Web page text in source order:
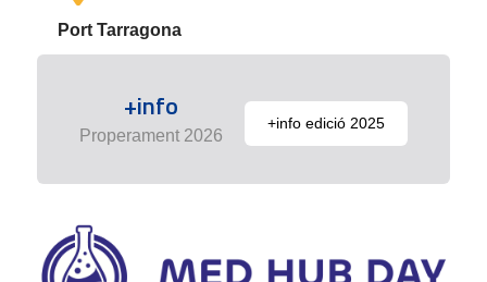
Port Tarragona
+info
Properament 2026
+info edició 2025